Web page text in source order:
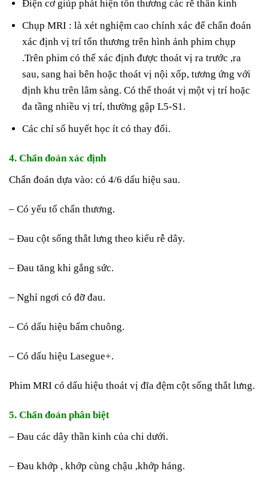
Điện cơ giúp phát hiện tổn thương các rễ thần kinh
Chụp MRI : là xét nghiệm cao chính xác để chẩn đoán
xác định vị trí tổn thương trên hình ảnh phim chụp
.Trên phim có thể xác định được thoát vị ra trước ,ra
sau, sang hai bên hoặc thoát vị nội xốp, tương ứng với
định khu trên lâm sàng. Có thể thoát vị một vị trí hoặc
đa tầng nhiều vị trí, thường gập L5-S1.
Các chỉ số huyết học ít có thay đổi.
4. Chẩn đoán xác định
Chẩn đoán dựa vào: có 4/6 dấu hiệu sau.
– Có yếu tố chấn thương.
– Đau cột sống thắt lưng theo kiểu rễ dây.
– Đau tăng khi gắng sức.
– Nghỉ ngơi có đỡ đau.
– Có dấu hiệu bấm chuông.
– Có dấu hiệu Lasegue+.
Phim MRI có dấu hiệu thoát vị đĩa đệm cột sống thắt lưng.
5. Chẩn đoán phân biệt
– Đau các dây thần kinh của chi dưới.
– Đau khớp , khớp cùng chậu ,khớp háng.